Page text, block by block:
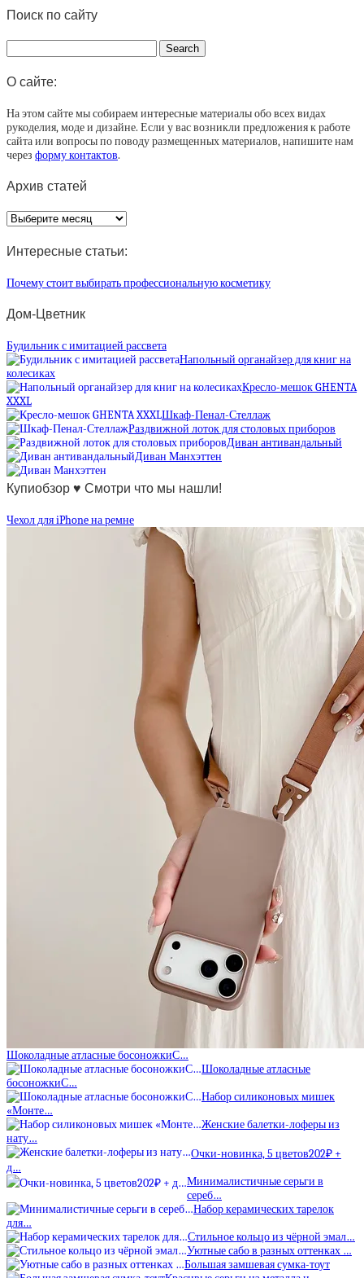
Поиск по сайту
О сайте:
На этом сайте мы собираем интересные материалы обо всех видах
рукоделия, моде и дизайне. Если у вас возникли предложения к работе
сайта или вопросы по поводу размещенных материалов, напишите нам
через форму контактов.
Архив статей
Архив
статей
Интересные статьи:
Почему стоит выбирать профессиональную косметику
Дом-Цветник
Будильник с имитацией рассвета
Напольный органайзер для книг на
колесиках
Кресло-мешок GHENTA
XXXL
Шкаф-Пенал-Стеллаж
Раздвижной лоток для столовых приборов
Диван антивандальный
Диван Манхэттен
Купиобзор ♥ Смотри что мы нашли!
Чехол для iPhone на ремне
Шоколадные атласные босоножкиС…
Шоколадные атласные
босоножкиС…
Набор силиконовых мишек
«Монте…
Женские балетки-лоферы из
нату…
Очки-новинка, 5 цветов202₽ +
д…
Минималистичные серьги в
сереб…
Набор керамических тарелок
для…
Стильное кольцо из чёрной эмал…
Уютные сабо в разных оттенках …
Большая замшевая сумка-тоут